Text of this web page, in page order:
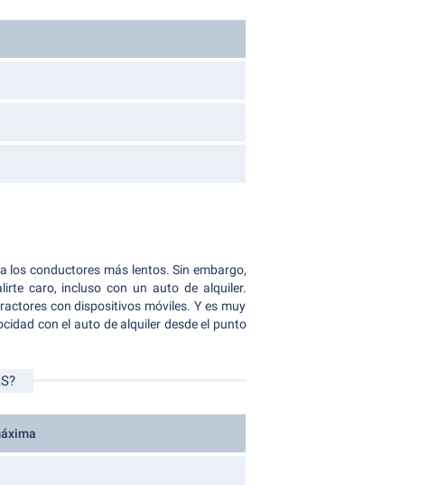
los conductores más lentos. Sin embargo,
caro, incluso con un auto de alquiler.
con dispositivos móviles. Y es muy
con el auto de alquiler desde el punto